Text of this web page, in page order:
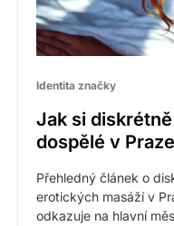
Identita značky
Jak si
dospělé v
Přehledný článek o
erotických masáží v
odkazuje na hlavní